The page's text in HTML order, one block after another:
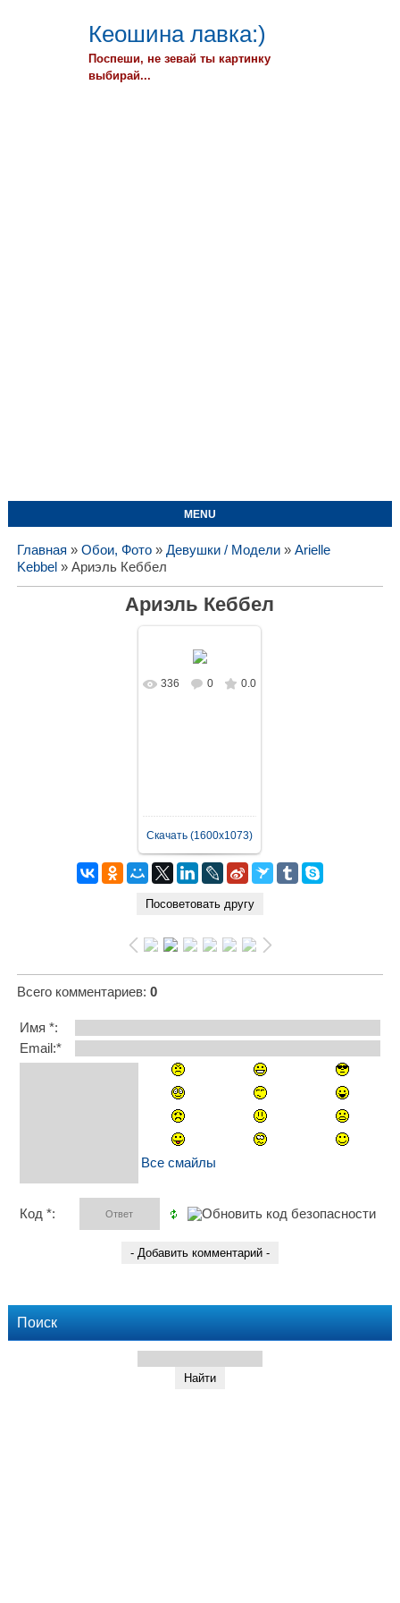
Кеошина лавка:)
Поспеши, не зевай ты картинку
выбирай...
MENU
Главная » Обои, Фото» Девушки / Модели» Arielle
Kebbel » Ариэль Кеббел
Ариэль Кеббел
В реальном
336 0 0.0
Скачать (1600x1073)
Всего комментариев: 0
Имя *:
Email:*
Все смайлы
Код *:
Поиск